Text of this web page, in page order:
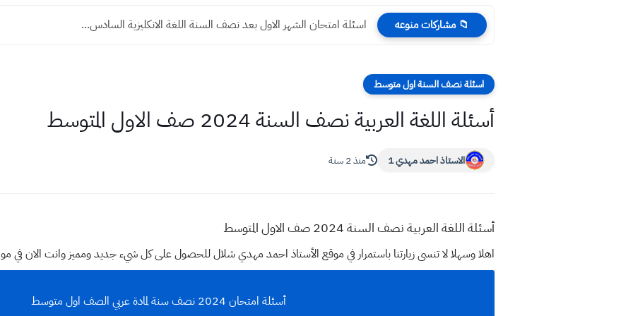
📁 مشاركات منوعه اسئلة امتحان الشهر الاول بعد نصف السنة اللغة الانكليزية السادس...
اسئلة نصف السنة اول متوسط
أسئلة اللغة العربية نصف السنة 2024 صف الاول المتوسط
الاستاذ احمد مهدي 1 منذ 2 سنة
أسئلة اللغة العربية نصف السنة 2024 صف الاول المتوسط
اهلا وسهلالا تنسى زيارتنا باستمرار في موقع الأستاذ احمد مهدي شلال للحصول على كل شيء جديد ومميز وانت الان في
أسئلة امتحان 2024 نصف سنة لمادة عربي الصف اول متوسط